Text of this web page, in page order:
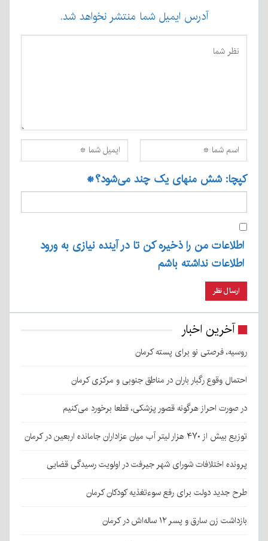
آدرس ایمیل شما منتشر نخواهد شد.
کپچا: شش منهای یک چند می‌شود؟*
اطلاعات من را ذخیره کن تا در آینده نیازی به ورود
اطلاعات نداشته باشم
آخرین اخبار
روسیه، فرصتی نو برای پسته کرمان
احتمال وقوع رگبار باران در مناطق جنوبی و مرکزی کرمان
در صورت احراز هرگونه قصور پزشکی، قطعا برخورد می‌کنیم
توزیع بیش از ۴۷۰ هزار لیتر آب میان عزاداران جامانده اربعین در کرمان
پرونده اختلافات شورای شهر جیرفت در اولویت رسیدگی قضایی
طرح جدید دولت برای رفع سوءتغذیه کودکان کرمان
بازداشت زن سارق و پسر ۱۲ ساله‌اش در کرمان